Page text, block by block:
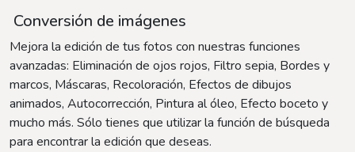
Conversión de imágenes
Mejora la edición de tus fotos con nuestras funciones
avanzadas: Eliminación de ojos rojos, Filtro sepia, Bordes y
marcos, Máscaras, Recoloración, Efectos de dibujos
animados, Autocorrección, Pintura al óleo, Efecto boceto y
mucho más. Sólo tienes que utilizar la función de búsqueda
para encontrar la edición que deseas.